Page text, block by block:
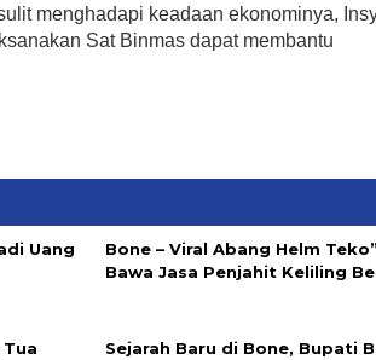
menghadapi keadaan ekonominya,
Sat Binmas dapat membantu
Uang
Bone – Viral Abang Helm
Bawa Jasa Penjahit Keliling
Sejarah Baru di Bone, Bupati